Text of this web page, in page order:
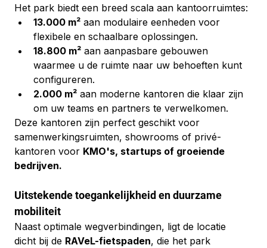
Het park biedt een breed scala aan kantoorruimtes:
13.000 m² aan modulaire eenheden voor
flexibele en schaalbare oplossingen.
18.800 m² aan aanpasbare gebouwen
waarmee u de ruimte naar uw behoeften kunt
configureren.
2.000 m² aan moderne kantoren die klaar zijn
om uw teams en partners te verwelkomen.
Deze kantoren zijn perfect geschikt voor
samenwerkingsruimten, showrooms of privé-
kantoren voor KMO's, startups of groeiende
bedrijven.
Uitstekende toegankelijkheid en duurzame
mobiliteit
Naast optimale wegverbindingen, ligt de locatie
dicht bij de RAVeL-fietspaden, die het park